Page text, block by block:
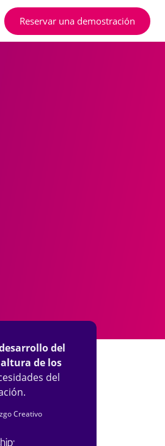
Reservar una demostración
del
de los
del
Creativo